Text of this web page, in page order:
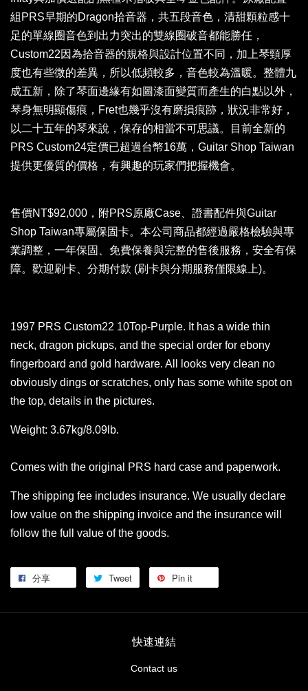
組PRS早期的Dragon拾音器，共五段音色，清甜顆粒感十
足的單線圈音色到出力突出的雙線圈破音都能勝任，
Custom22因為拾音器的規格與設計位置不同，加上琴頸厚
度也有些微的差異，所以低頻較多，音色較為溫暖。整體九
成五新，除了琴面邊緣有如圖漆面變質而產生的白點以外，
琴身無明顯傷痕，Fret也幾乎沒有磨損痕跡，狀況非常好，
以二十五年的琴來說，保存的相當不可思議。目前全新的
PRS Custom24定價已超過台幣16萬，Guitar Shop Taiwan
提供更優質的價格，有興趣的玩家們把握機會。
售價NT$92,000，附PRS原廠Case、證書配件與Guitar
Shop Taiwan專屬保固卡。本公司商品都經過嚴格檢驗與專
業調整，一年保固、免費保養與完整的售後服務，安全有保
障。歡迎刷卡、分期付款 (刷卡與分期服務僅限線上)。
1997 PRS Custom22 10Top-Purple. It has a wide thin
neck, dragon pickups, and the special order for ebony
fingerboard and gold hardware. All looks very clean no
obviously dings or scratches, only has some white spot on
the top, details in the pictures.
Weight: 3.67kg/8.09lb.
Comes with the original PRS hard case and paperwork.
The shipping fee includes insurance. We usually declare
low value on the shipping invoice and the insurance will
follow the full value of the goods.
分享 Tweet Pin it
快速連結
Contact us